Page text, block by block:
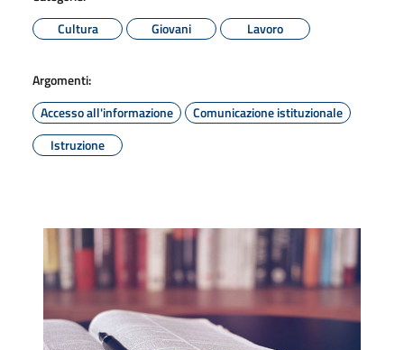
Cultura
Giovani Lavoro
Argomenti:
Accesso all'informazione
Comunicazione istituzionale
Istruzione